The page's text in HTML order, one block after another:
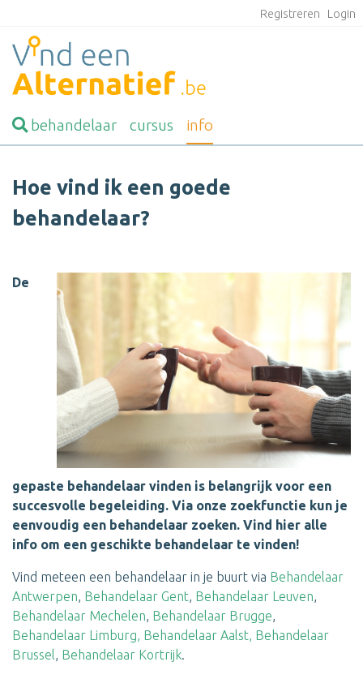
Registreren Login
behandelaar cursus info
Hoe vind ik een goede
behandelaar?
De
gepaste behandelaar vinden is belangrijk voor een
succesvolle begeleiding. Via onze zoekfunctie kun je
eenvoudig een behandelaar zoeken. Vind hier alle
info om een geschikte behandelaar te vinden!
Vind meteen een behandelaar in je buurt via Behandelaar
Antwerpen, Behandelaar Gent, Behandelaar Leuven,
Behandelaar Mechelen, Behandelaar Brugge,
Behandelaar Limburg, Behandelaar Aalst, Behandelaar
Brussel, Behandelaar Kortrijk.